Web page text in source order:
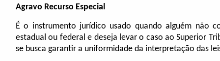
Agravo Recurso Especial
É o instrumento jurídico usado quando alguém não
estadual ou federal e deseja levar o caso ao Superior
se busca garantir a uniformidade da interpretação das